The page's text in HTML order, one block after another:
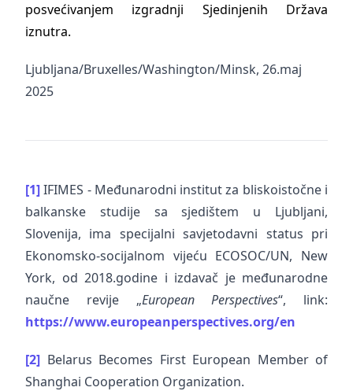
posvećivanjem izgradnji Sjedinjenih Država
iznutra.
Ljubljana/Bruxelles/Washington/Minsk, 26.maj
2025
[1]IFIMES - Međunarodni institut za bliskoistočne i
balkanske studije sa sjedištem u Ljubljani,
Slovenija, ima specijalni savjetodavni status pri
Ekonomsko-socijalnom vijeću ECOSOC/UN, New
York, od 2018.godine i izdavač je međunarodne
naučne revije „European Perspectives“, link:
https://www.europeanperspectives.org/en
[2] Belarus Becomes First European Member of
Shanghai Cooperation Organization.